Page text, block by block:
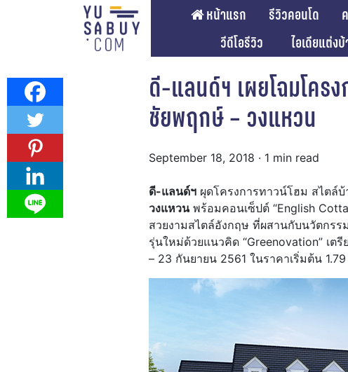
หน้าแรก รีวิวคอนโด
วีดีโอรีวิว
ไอเดียแต่ง
ดี-แลนด์ฯ เผยโฉมโคร
ชัยพฤกษ์ – วงแหวน
September 18, 2018 · 1 min read
ดี-แลนด์ฯ ผุดโครงการทาวน์โฮม สไตล์บ้
วงแหวนพร้อมคอนเซ็ปต์ “English
สวยงามสไตล์อังกฤษ ที่ผสานกับนวัตกร
รุ่นใหม่ด้วยแนวคิด “Greenovation” เต
– 23 กันยายน 2561 ในราคาเริ่มต้น